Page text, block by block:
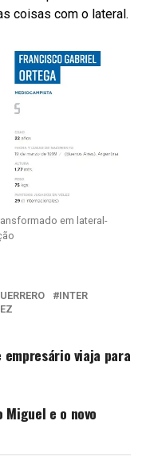
coisas com o lateral.
em lateral-
INTER
empresário viaja para
Miguel e o novo